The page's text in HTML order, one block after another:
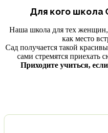
Для кого школа
Наша школа для тех женщин,
как место
Сад получается такой
сами стремятся приехать
Приходите учиться,